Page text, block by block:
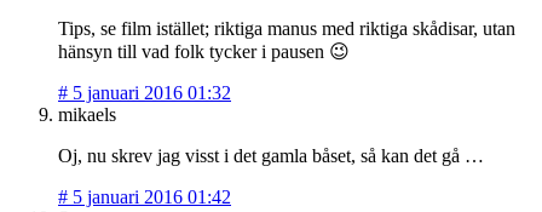
Tips, se film istället; riktiga manus med riktiga skådisar, utan
hänsyn till vad folk tycker i pausen 😉
# 5 januari 2016 01:32
mikaels
Oj, nu skrev jag visst i det gamla båset, så kan det gå …
# 5 januari 2016 01:42